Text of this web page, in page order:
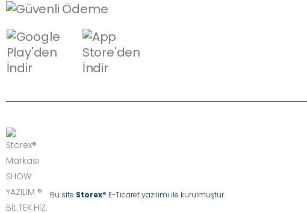
Bu site Storex® E-Ticaret yazılımı ile kurulmuştur.